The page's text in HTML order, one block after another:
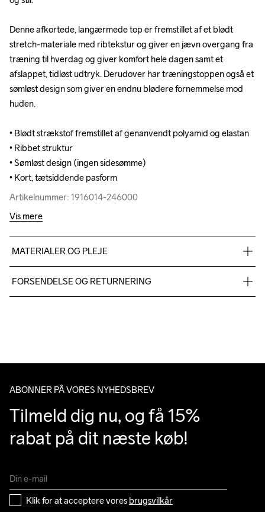
Denne afkortede, langærmede top er fremstillet af et blødt
stretch-materiale med ribtekstur og giver en jævn overgang fra
træning til hverdag og giver komfort hele dagen samt et
afslappet, tidløst udtryk. Derudover har træningstoppen også et
sømløst design som giver en endnu blødere fornemmelse mod
huden.
• Blødt strækstof fremstillet af genanvendt polyamid og elastan
• Ribbet struktur
• Sømløst design (ingen sidesømme)
• Kort, tætsiddende pasform
Artikelnummer: 1916014-246000
Denne afkortede, langærmede top er fremstillet af et blødt
stretch-materiale med ribtekstur og giver en jævn overgang fra
træning til hverdag og giver komfort hele dagen samt et
afslappet, tidløst udtryk. Derudover har træningstoppen også et
sømløst design som giver en endnu blødere fornemmelse mod
huden.
• Blødt strækstof fremstillet af genanvendt polyamid og elastan
• Ribbet struktur
• Sømløst design (ingen sidesømme)
• Kort, tætsiddende pasform
Artikelnummer: 1916014-246000
Vis mere
MATERIALER OG PLEJE
100% Polyamide
FORSENDELSE OG RETURNERING
ABONNER PÅ VORES NYHEDSBREV
Tilmeld dig nu, og få 15%
rabat på dit næste køb!
Klik for at acceptere vores brugsvilkår